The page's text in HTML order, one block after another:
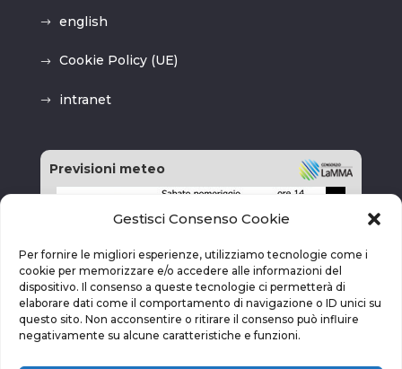
Gestisci Consenso Cookie
Per fornire le migliori esperienze, utilizziamo tecnologie come i
cookie per memorizzare e/o accedere alle informazioni del
dispositivo. Il consenso a queste tecnologie ci permetterà di
elaborare dati come il comportamento di navigazione o ID unici su
questo sito. Non acconsentire o ritirare il consenso può influire
negativamente su alcune caratteristiche e funzioni.
english
Cookie Policy (UE)
intranet
Previsioni meteo